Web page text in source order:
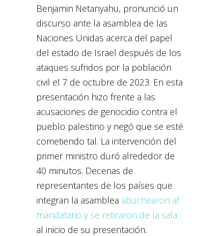
Benjamin Netanyahu, pronunció un
discurso ante la asamblea de las
Naciones Unidas acerca del papel
del estado de Israel después de los
ataques sufridos por la población
civil el 7 de octubre de 2023. En esta
presentación hizo frente a las
acusaciones de genocidio contra el
pueblo palestino y negó que se esté
cometiendo tal. La intervención del
primer ministro duró alrededor de
40 minutos. Decenas de
representantes de los países que
integran la asamblea abuchearon al
mandatario y se retiraron de la sala
al inicio de su presentación.